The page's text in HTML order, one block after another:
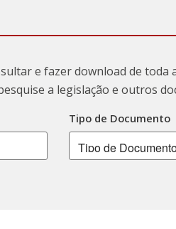
e fazer download de
a legislação e outros
Tipo de Documento